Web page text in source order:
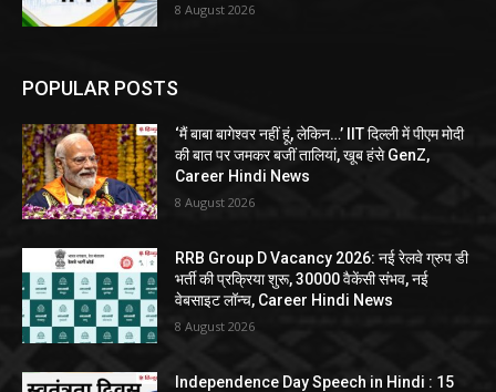
8 August 2026
POPULAR POSTS
‘मैं बाबा बागेश्वर नहीं हूं, लेकिन…’ IIT दिल्ली में पीएम मोदी
की बात पर जमकर बजीं तालियां, खूब हंसे GenZ,
Career Hindi News
8 August 2026
RRB Group D Vacancy 2026: नई रेलवे ग्रुप डी
भर्ती की प्रक्रिया शुरू, 30000 वैकेंसी संभव, नई
वेबसाइट लॉन्च, Career Hindi News
8 August 2026
Independence Day Speech in Hindi : 15